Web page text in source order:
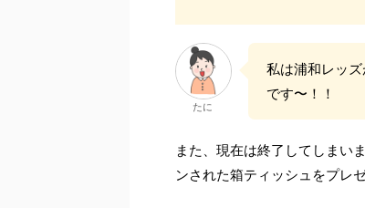
たに
私は浦和レッ
です〜！！
また、現在は終了してしまい
ンされた箱ティッシュをプレ